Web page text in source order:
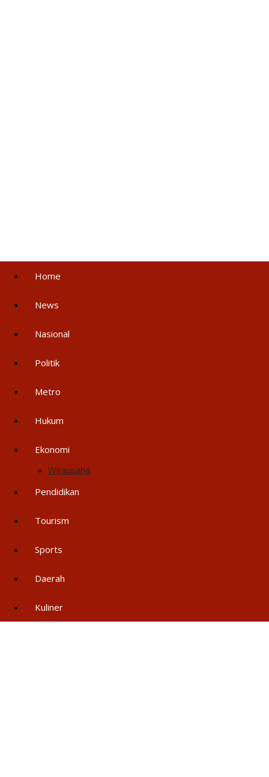
Home
News
Nasional
Politik
Metro
Hukum
Ekonomi
Wirausaha
Pendidikan
Tourism
Sports
Daerah
Kuliner